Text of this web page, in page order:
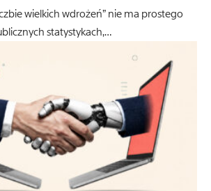
wielkich wdrożeń” nie ma prostego
statystykach,…